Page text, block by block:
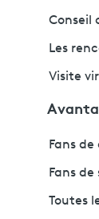
Conseil
Les
Visite
Fans
Fans de
Toutes